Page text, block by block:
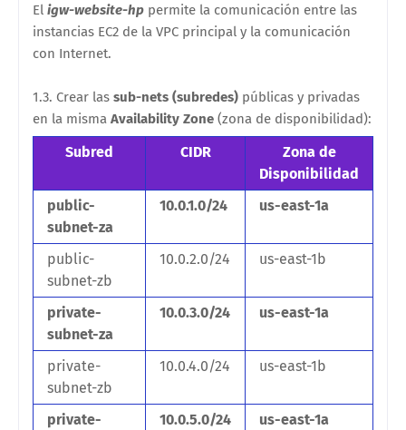
El igw-website-hp permite la comunicación entre las
instancias EC2 de la VPC principal y la comunicación
con Internet.
1.3. Crear las sub-nets (subredes) públicas y privadas
en la misma Availability Zone (zona de disponibilidad):
Subred CIDR
Zona de
Disponibilidad
public-
subnet-za
10.0.1.0/24 us-east-1a
public-
subnet-zb
10.0.2.0/24 us-east-1b
private-
subnet-za
10.0.3.0/24 us-east-1a
private-
subnet-zb
10.0.4.0/24 us-east-1b
private-
10.0.5.0/24 us-east-1a